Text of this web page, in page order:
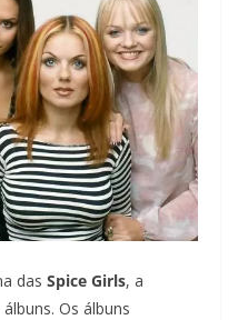
das Spice Girls, a
Os álbuns